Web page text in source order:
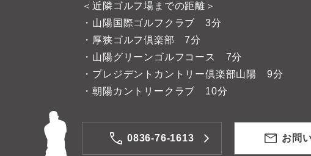
＜近隣ゴルフ場までの距離＞
・山陽国際ゴルフクラブ 3分
・厚狭ゴルフ倶楽部 7分
・山陽グリーンゴルフコース 7分
・プレジデントカントリー倶楽部山陽 9分
・朝陽カントリークラブ 10分
0836-76-1613 お問